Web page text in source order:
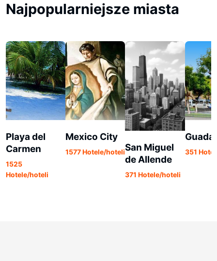
Najpopularniejsze miasta
Playa del
Carmen
1525
Hotele/hoteli
Mexico City
1577 Hotele/hoteliSan Miguel
de Allende
371 Hotele/hoteli
351